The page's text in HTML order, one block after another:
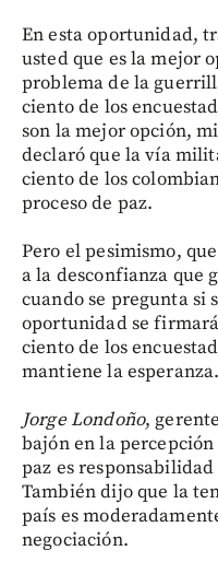
En esta oportunidad,
usted que es la mejor
problema de la
ciento de los
son la mejor opción,
declaró que la vía
ciento de los
proceso de paz.
Pero el pesimismo,
a la desconfianza que
cuando se pregunta si
oportunidad se
ciento de los
mantiene la esperanza.
Jorge Londoño,
bajón en la
paz es
También dijo que la
país es
negociación.